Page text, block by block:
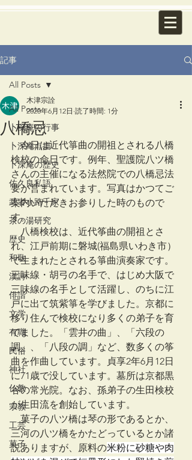
記事
All Posts
卜深庵の行事
卜深庵点描
卜深庵の歴史
佐久良私語
武者小路千家
茶の湯研究
歴史
和歌
漢詩
俳諧
文学
有職
民俗
神社
仏教
宗教
工芸
菓子
All Posts
八橋忌
木津宗詮
2020年6月12日 読了時間: 1分
今日は近代箏曲の開祖とされる八橋
検校の命日です。例年、聖護院八ツ橋
さんの主催になる法然院での八橋忌法
要が営まれています。写真はかつてご
案内いただきお参りした時のもので
す。
八橋検校は、近代筝曲の開祖とさ
れ、江戸前期に磐城(福島県いわき市）
で生まれたとされる箏曲演奏家です。
三味線・胡弓の名手で、はじめ大阪で
三味線の名手として活躍し、のちに江
戸に出て筑紫箏を学びました。京都に
移り住んで検校になり多くの弟子を育
てました。「雲井の曲」、「六段の
調」、「八段の調」など、数多くの筝
曲を作曲しています。貞享2年6月12日
に71歳で没しています。墓所は京都黒
谷の常光院。なお、孫弟子の生田検校
が生田流を創始しています。
菓子の八ツ橋は琴の形であるとか、
三河の八ツ橋をかたどっているとか諸
説ありますが、原料の米粉に砂糖や肉